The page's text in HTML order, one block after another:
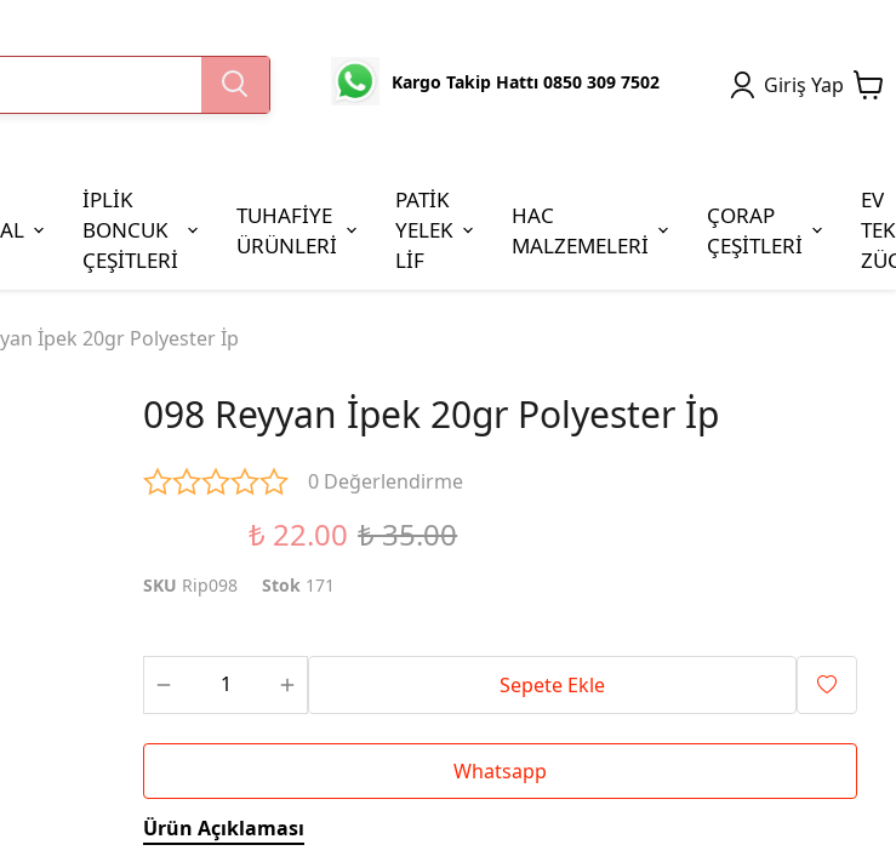
Kargo Takip Hattı 0850 309 7502 Giriş Yap
İPLİK
BONCUK
ÇEŞİTLERİ
Boncuk Çeşitleri
Cezaevi Boncuğu
TUHAFİYE
ÜRÜNLERİ
PATİK
YELEK
LİF
HAC
MALZEMELERİ
ÇORAP
ÇEŞİTLERİ
EV
İpek 20gr Polyester İp
098 Reyyan İpek 20gr Polyester İp
0 Değerlendirme
₺ 22.00 ₺ 35.00
SKU Rip098 Stok 171
Sepete Ekle
Whatsapp
Ürün Açıklaması